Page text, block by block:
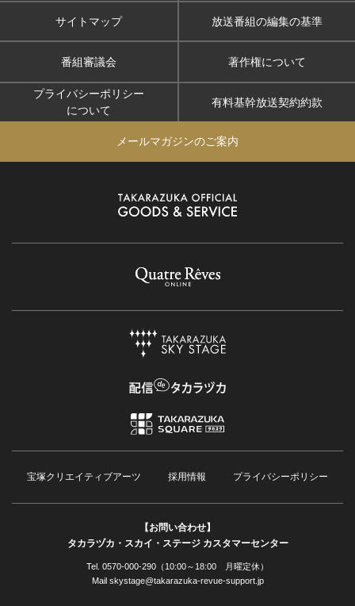
サイトマップ 放送番組の編集の基準
番組審議会 著作権について
プライバシーポリシー
について
有料基幹放送契約約款
メールマガジンのご案内
宝塚クリエイティブアーツ 採用情報 プライバシーポリシー
【お問い合わせ】
タカラヅカ・スカイ・ステージ カスタマーセンター
Tel. 0570-000-290（10:00～18:00 月曜定休）
Mail skystage@takarazuka-revue-support.jp